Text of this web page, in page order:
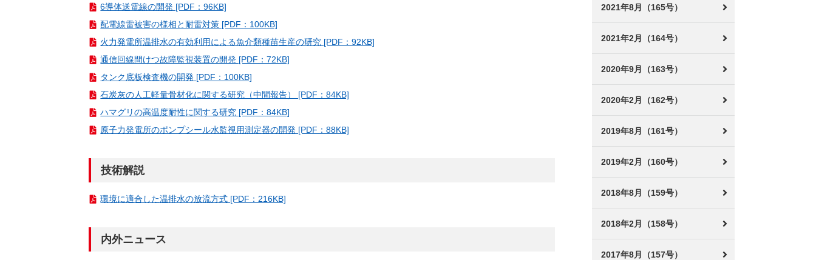
6導体送電線の開発 [PDF：96KB]
配電線雷被害の様相と耐雷対策 [PDF：100KB]
火力発電所温排水の有効利用による魚介類種苗生産の研究 [PDF：92KB]
通信回線間けつ故障監視装置の開発 [PDF：72KB]
タンク底板検査機の開発 [PDF：100KB]
石炭灰の人工軽量骨材化に関する研究（中間報告） [PDF：84KB]
ハマグリの高温度耐性に関する研究 [PDF：84KB]
原子力発電所のポンプシール水監視用測定器の開発 [PDF：88KB]
技術解説
環境に適合した温排水の放流方式 [PDF：216KB]
内外ニュース
2021年8月（165号）
2021年2月（164号）
2020年9月（163号）
2020年2月（162号）
2019年8月（161号）
2019年2月（160号）
2018年8月（159号）
2018年2月（158号）
2017年8月（157号）